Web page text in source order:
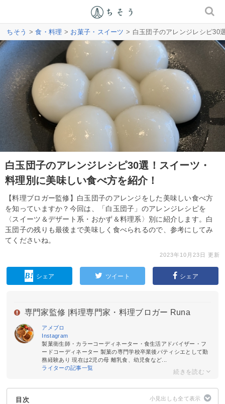
ちそう >食・料理 > お菓子・スイーツ > 白玉団子のアレンジレシピ30
白玉団子のアレンジレシピ30選！スイーツ・
料理別に美味しい食べ方を紹介！
【料理ブロガー監修】白玉団子のアレンジをした美味しい食べ方
を知っていますか？今回は、「白玉団子」のアレンジレシピを
〈スイーツ＆デザート系・おかず＆料理系〉別に紹介します。白
玉団子の残りも最後まで美味しく食べられるので、参考にしてみ
てくださいね。
2023年10月23日 更新
シェア ツイート シェア
専門家監修 | 料理専門家・料理ブロガー Runa
アメブロ
Instagram
製菓衛生師・カラーコーディネーター・食生活アドバイザー・フ
ードコーディネーター 製菓の専門学校卒業後パティシエとして勤
務経験あり 現在は2児の母 離乳食、幼児食など...
ライターの記事一覧
目次